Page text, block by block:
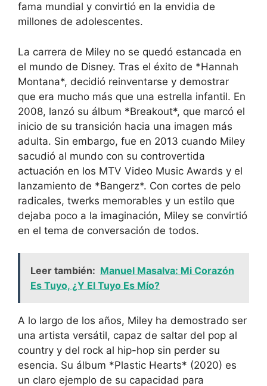
fama mundial y convirtió en la envidia de
millones de adolescentes.
La carrera de Miley no se quedó estancada en
el mundo de Disney. Tras el éxito de *Hannah
Montana*, decidió reinventarse y demostrar
que era mucho más que una estrella infantil. En
2008, lanzó su álbum *Breakout*, que marcó el
inicio de su transición hacia una imagen más
adulta. Sin embargo, fue en 2013 cuando Miley
sacudió al mundo con su controvertida
actuación en los MTV Video Music Awards y el
lanzamiento de *Bangerz*. Con cortes de pelo
radicales, twerks memorables y un estilo que
dejaba poco a la imaginación, Miley se convirtió
en el tema de conversación de todos.
Leer también: Manuel Masalva: Mi Corazón
Es Tuyo, ¿Y El Tuyo Es Mío?
A lo largo de los años, Miley ha demostrado ser
una artista versátil, capaz de saltar del pop al
country y del rock al hip-hop sin perder su
esencia. Su álbum *Plastic Hearts* (2020) es
un claro ejemplo de su capacidad para